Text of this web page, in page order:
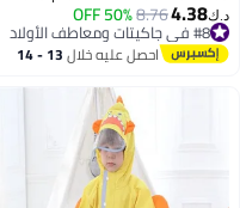
For Kids,Reusable Emergency Rain
Coats For Boys Girls,Kids Snow
Rainwear Jacket with Hood and
د.ك‏4.38
8.76
50% OFF
#8 في جاكيتات ومعاطف الأولاد
#8 في جاكيتات ومعاطف الأولاد احصل عليه خلال 13 - 14